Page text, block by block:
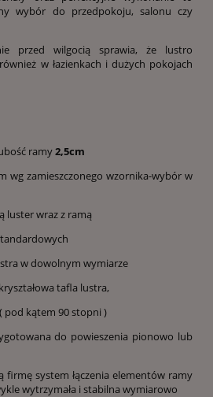
wybór do przedpokoju, salonu czy
przed wilgocią sprawia, że lustro
w łazienkach i dużych pokojach
ramy2,5cm
wg zamieszczonego wzornika-wybór w
luster wraz z ramą
w dowolnym wymiarze
tafla lustra,
pod kątem 90 stopni )
do powieszenia pionowo lub
firmę system łączenia elementów ramy
wytrzymała i stabilna wymiarowo